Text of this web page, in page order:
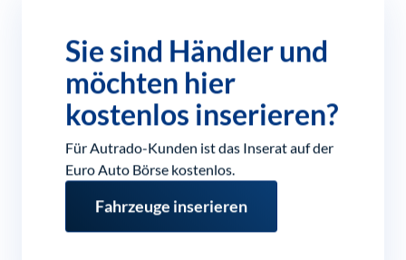
Sie sind Händler und
möchten hier
kostenlos inserieren?
Für Autrado-Kunden ist das Inserat auf der
Euro Auto Börse kostenlos.
Fahrzeuge inserieren